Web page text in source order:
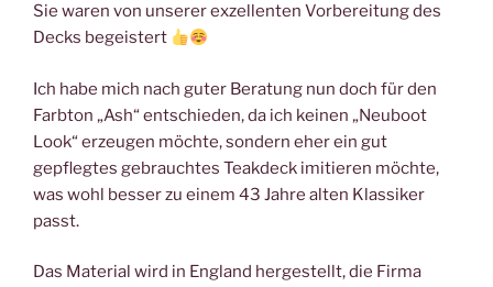
Sie waren von unserer exzellenten Vorbereitung des
Decks begeistert
Ich habe mich nach guter Beratung nun doch für den
Farbton „Ash“ entschieden, da ich keinen „Neuboot
Look“ erzeugen möchte, sondern eher ein gut
gepflegtes gebrauchtes Teakdeck imitieren möchte,
was wohl besser zu einem 43 Jahre alten Klassiker
passt.
Das Material wird in England hergestellt, die Firma